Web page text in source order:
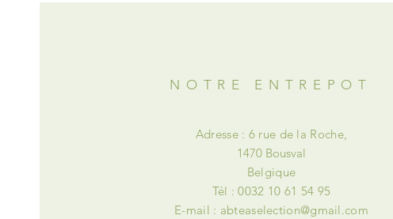
NOTRE ENTREPOT
Adresse : 6 rue de la Roche,
1470 Bousval
Belgique
Tél : 0032 10 61 54 95
E-mail : abteaselection@gmail.com